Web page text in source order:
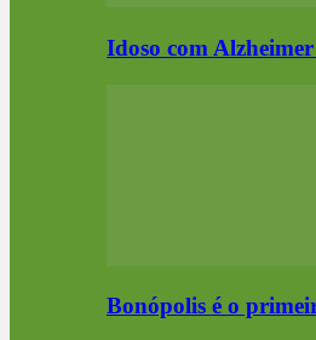
Idoso com
Bonópolis é o